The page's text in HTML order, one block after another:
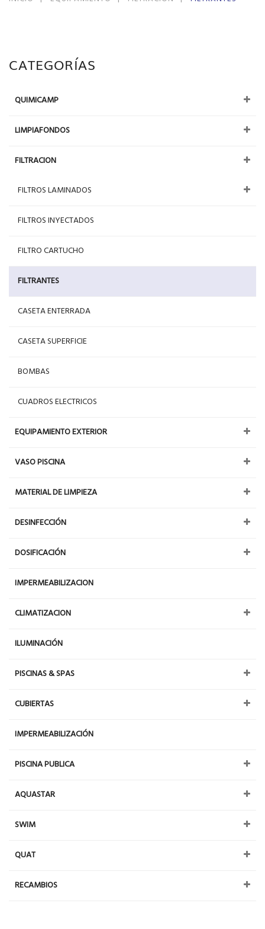
CATEGORÍAS
QUIMICAMP
LIMPIAFONDOS
FILTRACION
FILTROS LAMINADOS
FILTROS INYECTADOS
FILTRO CARTUCHO
FILTRANTES
CASETA ENTERRADA
CASETA SUPERFICIE
BOMBAS
CUADROS ELECTRICOS
EQUIPAMIENTO EXTERIOR
VASO PISCINA
MATERIAL DE LIMPIEZA
DESINFECCIÓN
DOSIFICACIÓN
IMPERMEABILIZACION
CLIMATIZACION
ILUMINACIÓN
PISCINAS & SPAS
CUBIERTAS
IMPERMEABILIZACIÓN
PISCINA PUBLICA
AQUASTAR
SWIM
QUAT
RECAMBIOS